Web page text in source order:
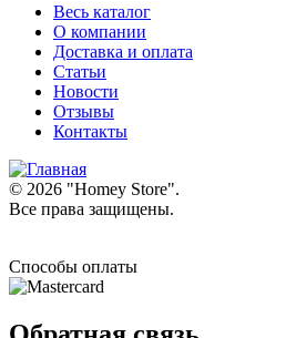
Весь каталог
О компании
Доставка и оплата
Статьи
Новости
Отзывы
Контакты
© 2026 "Homey Store".
Все права защищены.
Способы оплаты